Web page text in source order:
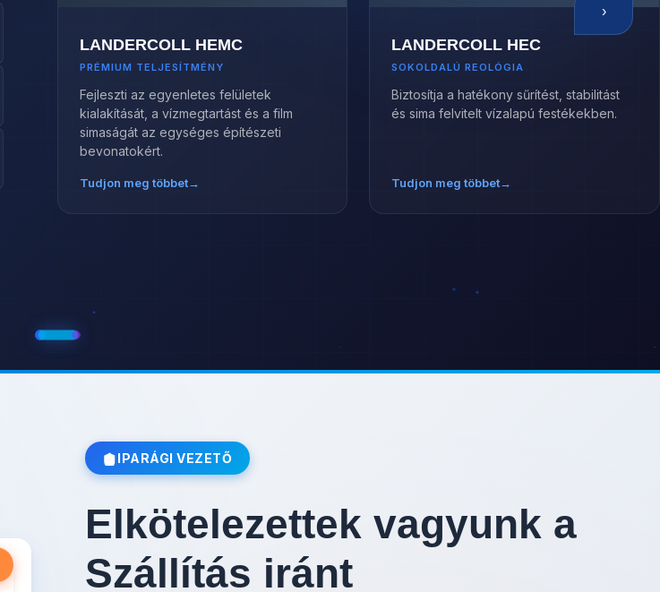
LANDERCOLL HEMC
PRÉMIUM TELJESÍTMÉNY
Fejleszti az egyenletes felületek
kialakítását, a vízmegtartást és a film
simaságát az egységes építészeti
bevonatokért.
Tudjon meg többet→
LANDERCOLL HEC
SOKOLDALÚ REOLÓGIA
Biztosítja a hatékony sűrítést, stabilitást
és sima felvitelt vízalapú festékekben.
Tudjon meg többet→
›
IPARÁGI VEZETŐ
Elkötelezettek vagyunk a
Szállítás iránt